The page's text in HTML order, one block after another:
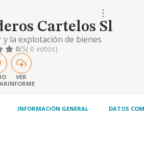
Cartelos Sl
y la explotación de bienes
propios o arrendados.
0/5( 0 votos)
VER
INFORME
INFORMACIÓN GENERAL DATOS